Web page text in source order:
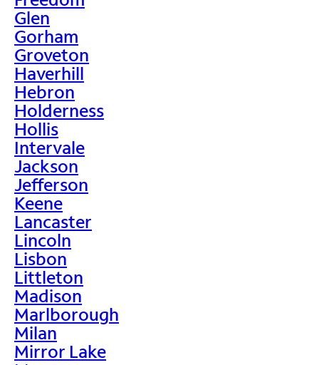
Glen
Gorham
Groveton
Haverhill
Hebron
Holderness
Hollis
Intervale
Jackson
Jefferson
Keene
Lancaster
Lincoln
Lisbon
Littleton
Madison
Marlborough
Milan
Mirror Lake